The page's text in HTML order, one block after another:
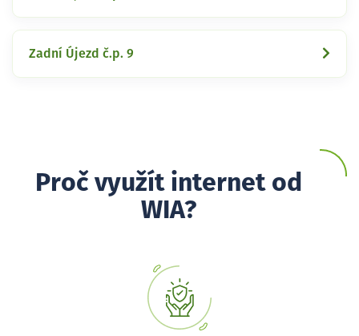
Zadní Újezd č.p. 9
Proč využít internet od
WIA?